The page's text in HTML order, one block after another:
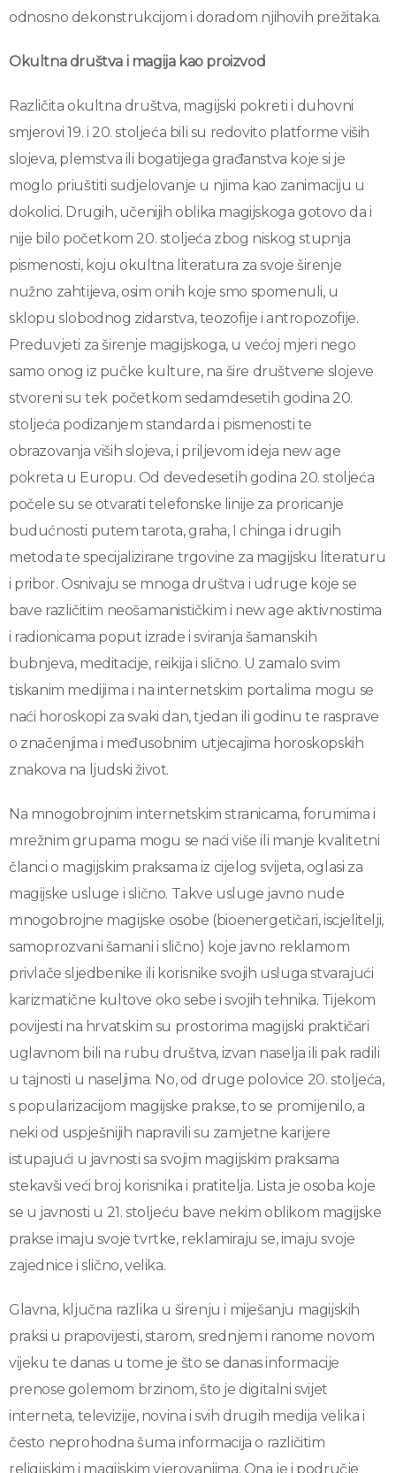
odnosno dekonstrukcijom i doradom njihovih prežitaka.
Okultna društva i magija kao proizvod
Različita okultna društva, magijski pokreti i duhovni
smjerovi 19. i 20. stoljeća bili su redovito platforme viših
slojeva, plemstva ili bogatijega građanstva koje si je
moglo priuštiti sudjelovanje u njima kao zanimaciju u
dokolici. Drugih, učenijih oblika magijskoga gotovo da i
nije bilo početkom 20. stoljeća zbog niskog stupnja
pismenosti, koju okultna literatura za svoje širenje
nužno zahtijeva, osim onih koje smo spomenuli, u
sklopu slobodnog zidarstva, teozofije i antropozofije.
Preduvjeti za širenje magijskoga, u većoj mjeri nego
samo onog iz pučke kulture, na šire društvene slojeve
stvoreni su tek početkom sedamdesetih godina 20.
stoljeća podizanjem standarda i pismenosti te
obrazovanja viših slojeva, i priljevom ideja new age
pokreta u Europu. Od devedesetih godina 20. stoljeća
počele su se otvarati telefonske linije za proricanje
budućnosti putem tarota, graha, I chinga i drugih
metoda te specijalizirane trgovine za magijsku literaturu
i pribor. Osnivaju se mnoga društva i udruge koje se
bave različitim neošamanističkim i new age aktivnostima
i radionicama poput izrade i sviranja šamanskih
bubnjeva, meditacije, reikija i slično. U zamalo svim
tiskanim medijima i na internetskim portalima mogu se
naći horoskopi za svaki dan, tjedan ili godinu te rasprave
o značenjima i međusobnim utjecajima horoskopskih
znakova na ljudski život.
Na mnogobrojnim internetskim stranicama, forumima i
mrežnim grupama mogu se naći više ili manje kvalitetni
članci o magijskim praksama iz cijelog svijeta, oglasi za
magijske usluge i slično. Takve usluge javno nude
mnogobrojne magijske osobe (bioenergetičari, iscjelitelji,
samoprozvani šamani i slično) koje javno reklamom
privlače sljedbenike ili korisnike svojih usluga stvarajući
karizmatične kultove oko sebe i svojih tehnika. Tijekom
povijesti na hrvatskim su prostorima magijski praktičari
uglavnom bili na rubu društva, izvan naselja ili pak radili
u tajnosti u naseljima. No, od druge polovice 20. stoljeća,
s popularizacijom magijske prakse, to se promijenilo, a
neki od uspješnijih napravili su zamjetne karijere
istupajući u javnosti sa svojim magijskim praksama
stekavši veći broj korisnika i pratitelja. Lista je osoba koje
se u javnosti u 21. stoljeću bave nekim oblikom magijske
prakse imaju svoje tvrtke, reklamiraju se, imaju svoje
zajednice i slično, velika.
Glavna, ključna razlika u širenju i miješanju magijskih
praksi u prapovijesti, starom, srednjem i ranome novom
vijeku te danas u tome je što se danas informacije
prenose golemom brzinom, što je digitalni svijet
interneta, televizije, novina i svih drugih medija velika i
često neprohodna šuma informacija o različitim
religijskim i magijskim vjerovanjima. Ona je i područje